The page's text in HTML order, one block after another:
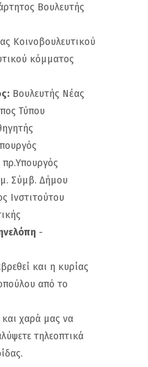
Βουλευτής
Κοινοβουλευτικού
κόμματος
Βουλευτής Νέας
Τύπου
πρ.Υπουργός
Σύμβ. Δήμου
Ινστιτούτου
-
και η κυρίας
από το
και χαρά μας να
τηλεοπτικά